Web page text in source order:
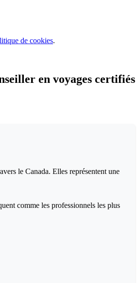
de cookies.
en voyages certifiés
le Canada. Elles représentent une
comme les professionnels les plus